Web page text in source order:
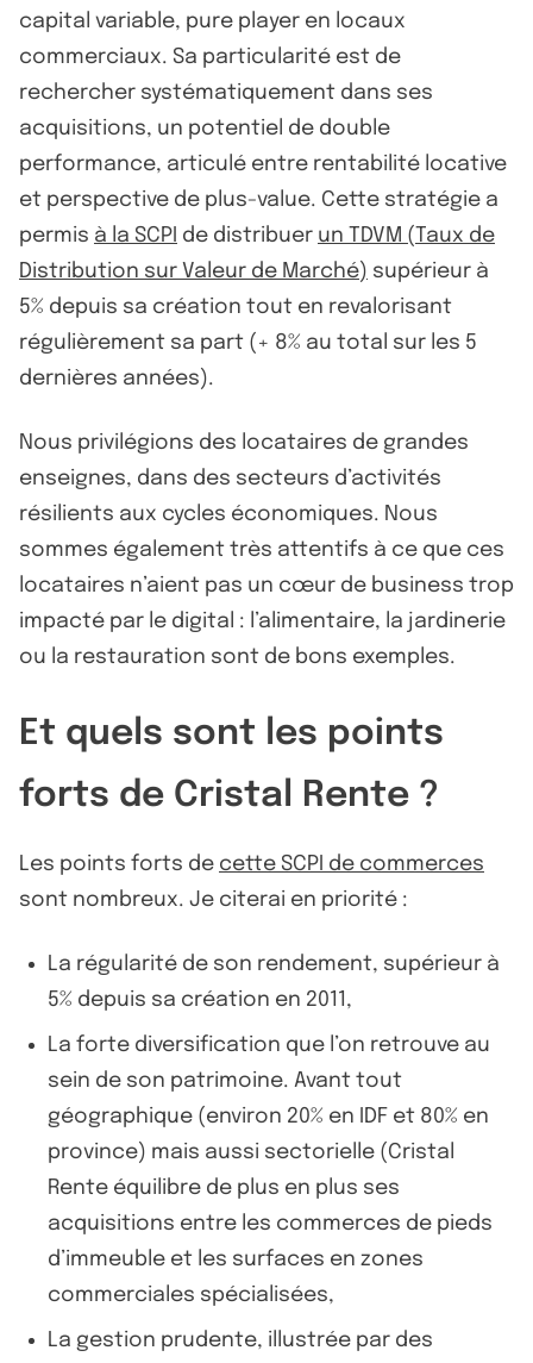
capital variable, pure player en locaux
commerciaux. Sa particularité est de
rechercher systématiquement dans ses
acquisitions, un potentiel de double
performance, articulé entre rentabilité locative
et perspective de plus-value. Cette stratégie a
permis à la SCPI de distribuer un TDVM (Taux de
Distribution sur Valeur de Marché) supérieur à
5% depuis sa création tout en revalorisant
régulièrement sa part (+ 8% au total sur les 5
dernières années).
Nous privilégions des locataires de grandes
enseignes, dans des secteurs d’activités
résilients aux cycles économiques. Nous
sommes également très attentifs à ce que ces
locataires n’aient pas un cœur de business trop
impacté par le digital : l’alimentaire, la jardinerie
ou la restauration sont de bons exemples.
Et quels sont les points
forts de Cristal Rente ?
Les points forts de cette SCPI de commerces
sont nombreux. Je citerai en priorité :
La régularité de son rendement, supérieur à
5% depuis sa création en 2011,
La forte diversification que l’on retrouve au
sein de son patrimoine. Avant tout
géographique (environ 20% en IDF et 80% en
province) mais aussi sectorielle (Cristal
Rente équilibre de plus en plus ses
acquisitions entre les commerces de pieds
d’immeuble et les surfaces en zones
commerciales spécialisées,
La gestion prudente, illustrée par des